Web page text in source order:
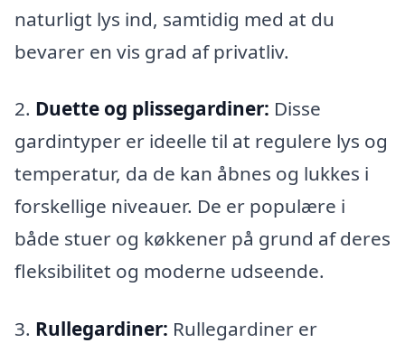
naturligt lys ind, samtidig med at du
bevarer en vis grad af privatliv.
2. Duette og plissegardiner: Disse
gardintyper er ideelle til at regulere lys og
temperatur, da de kan åbnes og lukkes i
forskellige niveauer. De er populære i
både stuer og køkkener på grund af deres
fleksibilitet og moderne udseende.
3. Rullegardiner: Rullegardiner er